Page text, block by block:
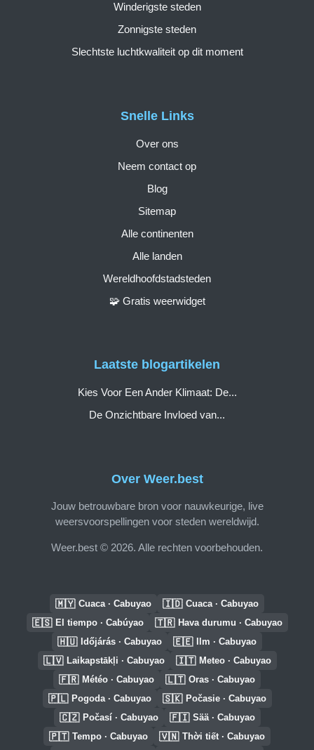
Over Weer.best
Jouw betrouwbare bron voor nauwkeurige, live
weersvoorspellingen voor steden wereldwijd.
Weer.best © 2026. Alle rechten voorbehouden.
Snelle Links
Over ons
Neem contact op
Blog
Sitemap
Alle continenten
Alle landen
Wereldhoofdstadsteden
🧩 Gratis weerwidget
Winderigste steden
Zonnigste steden
Slechtste luchtkwaliteit op dit moment
Laatste blogartikelen
Kies Voor Een Ander Klimaat: De...
De Onzichtbare Invloed van...
🇲🇾 Cuaca · Cabuyao 🇮🇩 Cuaca · Cabuyao
🇪🇸 El tiempo · Cabúyao 🇹🇷 Hava durumu · Cabuyao
🇭🇺 Időjárás · Cabuyao 🇪🇪 Ilm · Cabuyao
🇱🇻 Laikapstākļi · Cabuyao 🇮🇹 Meteo · Cabuyao
🇫🇷 Météo · Cabuyao 🇱🇹 Oras · Cabuyao
🇵🇱 Pogoda · Cabuyao 🇸🇰 Počasie · Cabuyao
🇨🇿 Počasí · Cabuyao 🇫🇮 Sää · Cabuyao
🇵🇹 Tempo · Cabuyao 🇻🇳 Thời tiết · Cabuyao